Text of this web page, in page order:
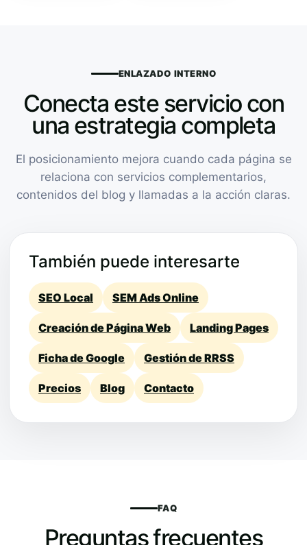
ENLAZADO INTERNO
Conecta este servicio con
una estrategia completa
El posicionamiento mejora cuando cada página se
relaciona con servicios complementarios,
contenidos del blog y llamadas a la acción claras.
También puede interesarte
SEO Local SEM Ads Online
Creación de Página Web Landing Pages
Ficha de Google Gestión de RRSS
Precios Blog Contacto
FAQ
Preguntas frecuentes